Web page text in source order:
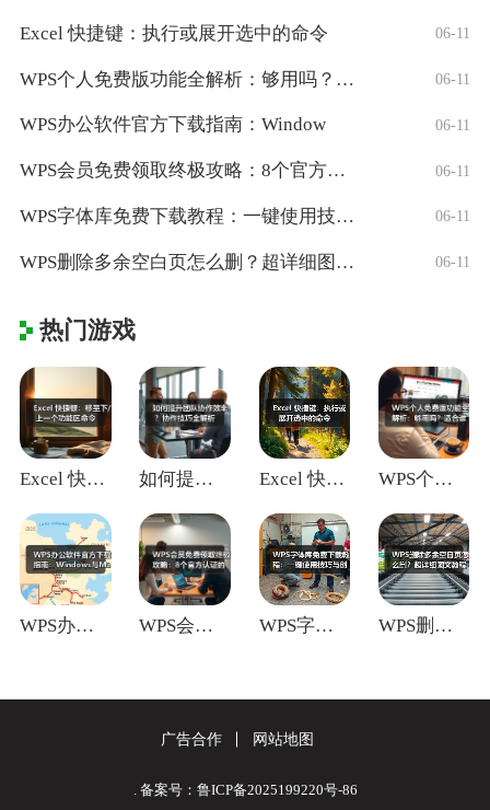
Excel 快捷键：执行或展开选中的命令 06-11
WPS个人免费版功能全解析：够用吗？适合 06-11
WPS办公软件官方下载指南：Window 06-11
WPS会员免费领取终极攻略：8个官方认证 06-11
WPS字体库免费下载教程：一键使用技巧与 06-11
WPS删除多余空白页怎么删？超详细图文教 06-11
热门游戏
Excel 快捷键：移至下/上一个功能区 如何提升团队协作效率？协作技巧全解析 Excel 快捷键：执行或展开选中的命令 WPS个人免费版功能全解析：够用吗？适合
WPS办公软件官方下载指南：Window WPS会员免费领取终极攻略：8个官方认证 WPS字体库免费下载教程：一键使用技巧与 WPS删除多余空白页怎么删？超详细图文教
广告合作 网站地图
. 备案号：鲁ICP备2025199220号-86